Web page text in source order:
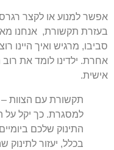
אפשר למנוע או לקצר
בעזרת תקשורת, אנחנו
סביבו, מרגיש ואיך היינו
אחרת. ילדינו לומד את
אישית.
תקשורת עם הצוות –
למסגרת. כך יקל
התינוק שלכם
בכלל, יעזור לתינוק